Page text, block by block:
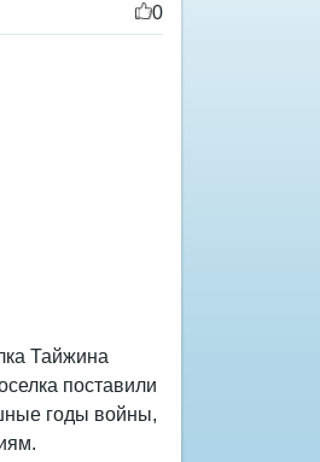
0
Тайжина
поставили
годы войны,